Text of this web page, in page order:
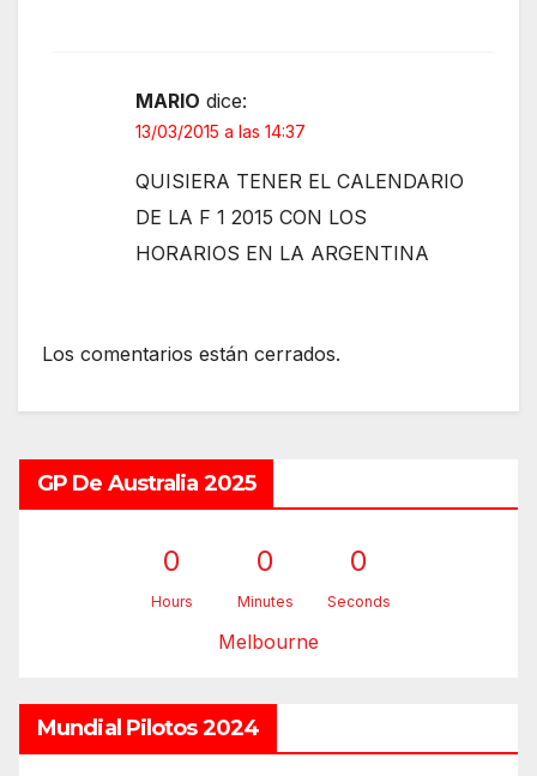
MARIO dice:
13/03/2015 a las 14:37
QUISIERA TENER EL CALENDARIO
DE LA F 1 2015 CON LOS
HORARIOS EN LA ARGENTINA
Los comentarios están cerrados.
GP De Australia 2025
0
Hours
0
Minutes
0
Seconds
Melbourne
Mundial Pilotos 2024